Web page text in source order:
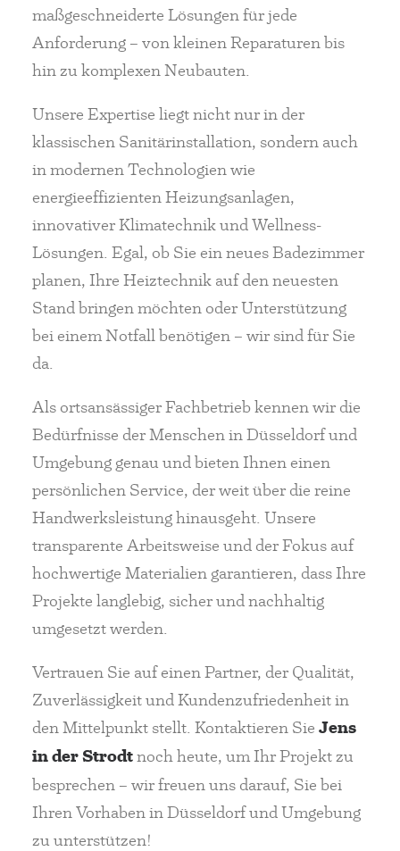
maßgeschneiderte Lösungen für jede
Anforderung – von kleinen Reparaturen bis
hin zu komplexen Neubauten.
Unsere Expertise liegt nicht nur in der
klassischen Sanitärinstallation, sondern auch
in modernen Technologien wie
energieeffizienten Heizungsanlagen,
innovativer Klimatechnik und Wellness-
Lösungen. Egal, ob Sie ein neues Badezimmer
planen, Ihre Heiztechnik auf den neuesten
Stand bringen möchten oder Unterstützung
bei einem Notfall benötigen – wir sind für Sie
da.
Als ortsansässiger Fachbetrieb kennen wir die
Bedürfnisse der Menschen in Düsseldorf und
Umgebung genau und bieten Ihnen einen
persönlichen Service, der weit über die reine
Handwerksleistung hinausgeht. Unsere
transparente Arbeitsweise und der Fokus auf
hochwertige Materialien garantieren, dass Ihre
Projekte langlebig, sicher und nachhaltig
umgesetzt werden.
Vertrauen Sie auf einen Partner, der Qualität,
Zuverlässigkeit und Kundenzufriedenheit in
den Mittelpunkt stellt. Kontaktieren Sie Jens
in der Strodtnoch heute, um Ihr Projekt zu
besprechen – wir freuen uns darauf, Sie bei
Ihren Vorhaben in Düsseldorf und Umgebung
zu unterstützen!